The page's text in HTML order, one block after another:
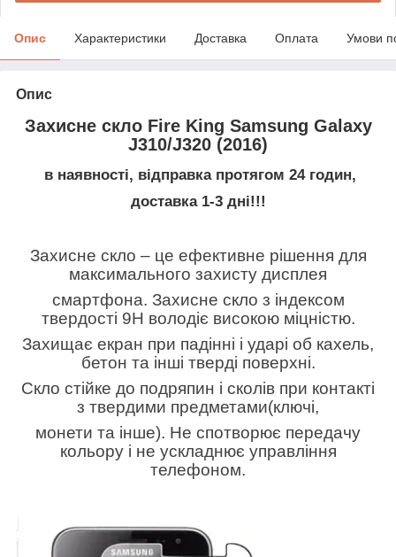
Опис Характеристики Доставка Оплата Умови
Опис
Захисне скло Fire King Samsung Galaxy
J310/J320 (2016)
в наявності, відправка протягом 24 годин,
доставка 1-3 дні!!!
Захисне скло – це ефективне рішення для
максимального захисту дисплея
смартфона. Захисне скло з індексом
твердості 9H володіє високою міцністю.
Захищає екран при падінні і ударі об кахель,
бетон та інші тверді поверхні.
Скло стійке до подряпин і сколів при контакті
з твердими предметами(ключі,
монети та інше). Не спотворює передачу
кольору і не ускладнює управління
телефоном.